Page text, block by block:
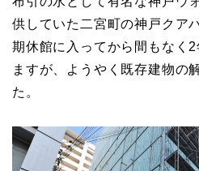
供していた二宮町の神戸クア
期休館に入ってから間もなく
ますが、ようやく既存建物の
た。